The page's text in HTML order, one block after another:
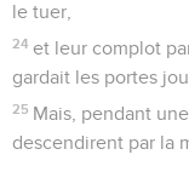
le tuer,
24 et leur complot
gardait les portes
25 Mais, pendant
descendirent par la